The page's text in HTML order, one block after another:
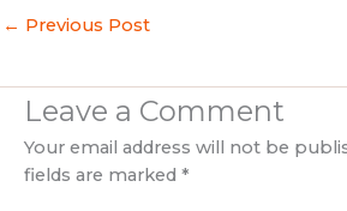
a
a
m
k
← Previous Post
Leave a Comment
Your email address will not be
fields are marked *